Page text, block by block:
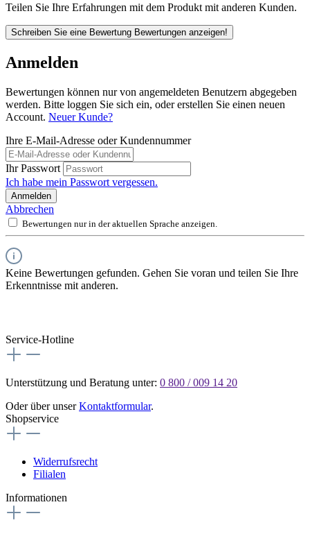
Teilen Sie Ihre Erfahrungen mit dem Produkt mit anderen Kunden.
Schreiben Sie eine Bewertung Bewertungen anzeigen!
Anmelden
Bewertungen können nur von angemeldeten Benutzern abgegeben
werden. Bitte loggen Sie sich ein, oder erstellen Sie einen neuen
Account. Neuer Kunde?
Ihre E-Mail-Adresse oder Kundennummer
Ihr Passwort
Ich habe mein Passwort vergessen.
Anmelden
Abbrechen
Bewertungen nur in der aktuellen Sprache anzeigen.
Keine Bewertungen gefunden. Gehen Sie voran und teilen Sie Ihre
Erkenntnisse mit anderen.
Service-Hotline
Unterstützung und Beratung unter: 0 800 / 009 14 20
Oder über unserKontaktformular.
Shopservice
Widerrufsrecht
Filialen
Informationen